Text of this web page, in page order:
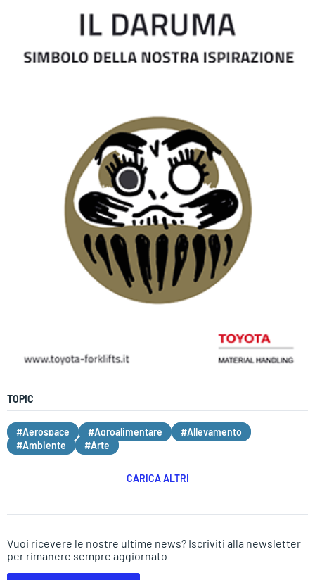
TOPIC
#Aerospace #Agroalimentare
#Allevamento
#Ambiente
#Arte
CARICA ALTRI
Vuoi ricevere le nostre ultime news? Iscriviti alla newsletter
per rimanere sempre aggiornato